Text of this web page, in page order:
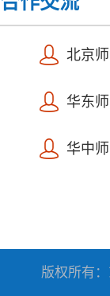
北京
华东
华中
版权所有